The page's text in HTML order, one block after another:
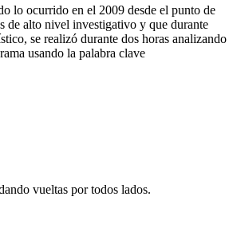
lo ocurrido en el 2009 desde el punto de
de alto nivel investigativo y que durante
se realizó durante dos horas analizando
usando la palabra clave
vueltas por todos lados.